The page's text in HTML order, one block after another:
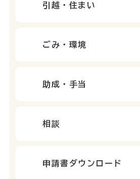
引越・住まい
ごみ・環境
助成・手当
相談
申請書ダウンロード